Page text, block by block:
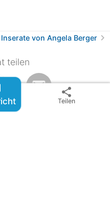
von Angela Berger chevron_right
teilen
email share
Teilen